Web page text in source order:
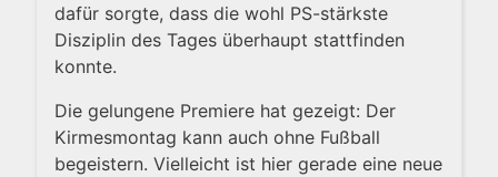
dafür sorgte, dass die wohl PS-stärkste
Disziplin des Tages überhaupt stattfinden
konnte.
Die gelungene Premiere hat gezeigt: Der
Kirmesmontag kann auch ohne Fußball
begeistern. Vielleicht ist hier gerade eine neue